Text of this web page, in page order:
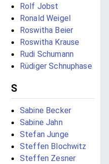
Rolf Jobst
Ronald Weigel
Roswitha Beier
Roswitha Krause
Rudi Schumann
Rüdiger Schnuphase
S
Sabine Becker
Sabine Jahn
Stefan Junge
Steffen Blochwitz
Steffen Zesner